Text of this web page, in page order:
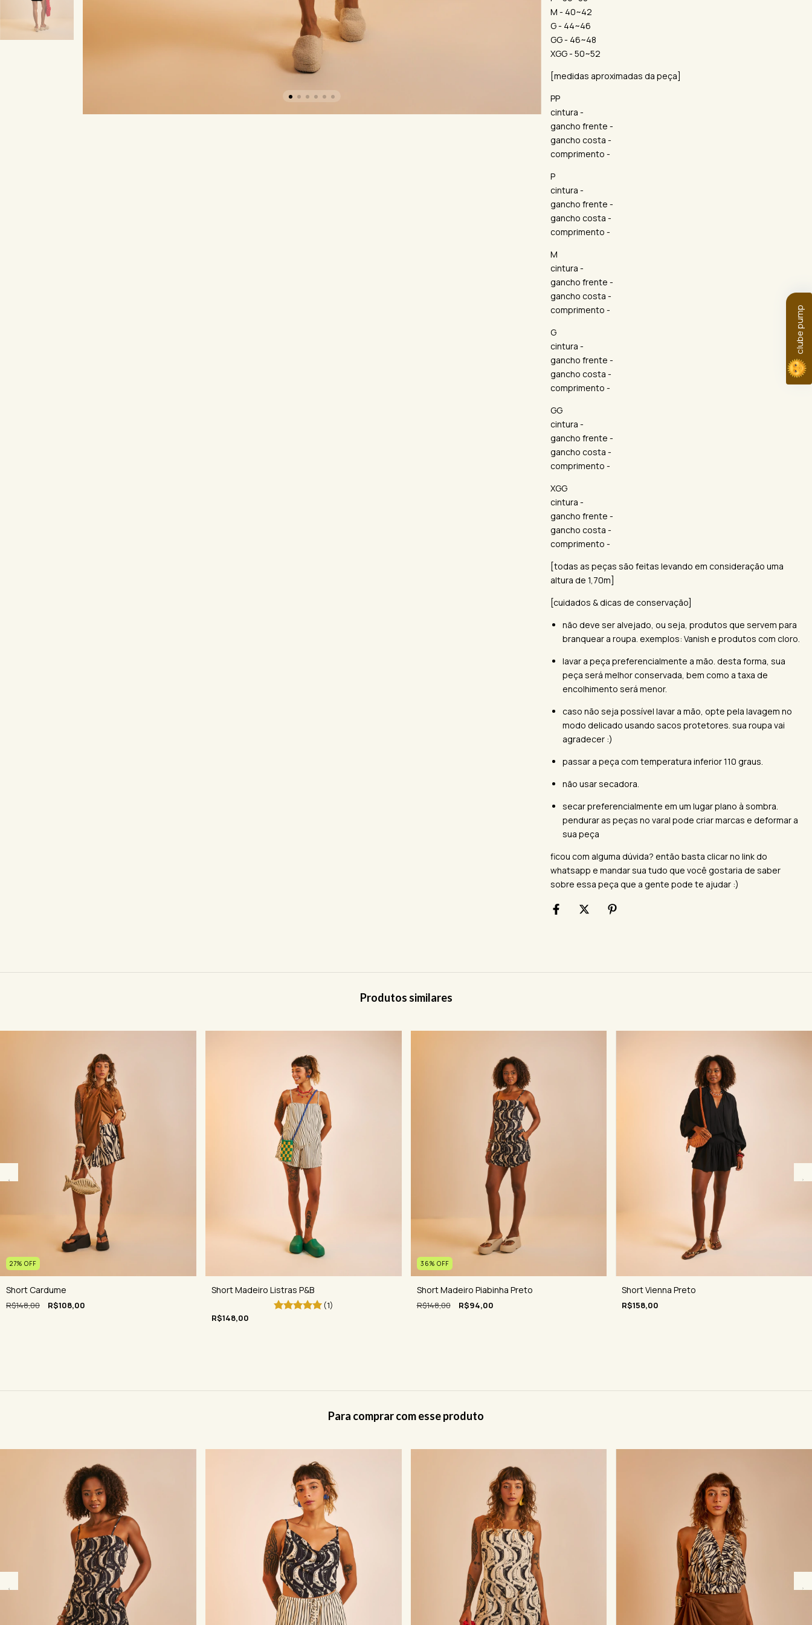
M - 40~42
G - 44~46
GG - 46~48
XGG - 50~52
[medidas aproximadas da peça]
PP
cintura -
gancho frente -
gancho costa -
comprimento -
P
cintura -
gancho frente -
gancho costa -
comprimento -
M
cintura -
gancho frente -
gancho costa -
comprimento -
G
cintura -
gancho frente -
gancho costa -
comprimento -
GG
cintura -
gancho frente -
gancho costa -
comprimento -
XGG
cintura -
gancho frente -
gancho costa -
comprimento -
[todas as peças são feitas levando em consideração uma
altura de 1,70m]
[cuidados & dicas de conservação]
não deve ser alvejado, ou seja, produtos que servem para
branquear a roupa. exemplos: Vanish e produtos com cloro.
lavar a peça preferencialmente a mão. desta forma, sua
peça será melhor conservada, bem como a taxa de
encolhimento será menor.
caso não seja possível lavar a mão, opte pela lavagem no
modo delicado usando sacos protetores. sua roupa vai
agradecer :)
passar a peça com temperatura inferior 110 graus.
não usar secadora.
secar preferencialmente em um lugar plano à sombra.
pendurar as peças no varal pode criar marcas e deformar a
sua peça
ficou com alguma dúvida? então basta clicar no link do
whatsapp e mandar sua tudo que você gostaria de saber
sobre essa peça que a gente pode te ajudar :)
Produtos similares
27% OFF
Short Cardume
R$148,00 R$108,00
Short Madeiro Listras P&B
(1)
R$148,00
36% OFF
Short Madeiro Piabinha Preto
R$148,00 R$94,00
Short Vienna Preto
R$158,00
Para comprar com esse produto
clube pump